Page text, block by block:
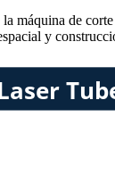
máquina de
y